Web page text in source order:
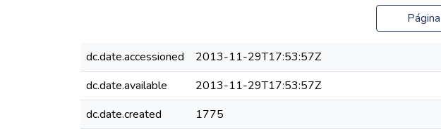
dc.date.accessioned
2013-11-29T17:53:57Z
dc.date.available
2013-11-29T17:53:57Z
dc.date.created
1775